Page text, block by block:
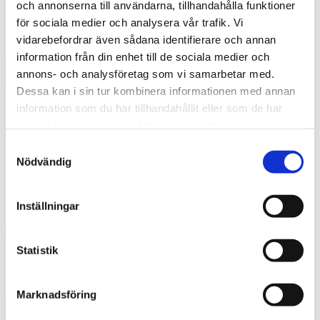
och annonserna till användarna, tillhandahålla funktioner
för sociala medier och analysera vår trafik. Vi
vidarebefordrar även sådana identifierare och annan
information från din enhet till de sociala medier och
annons- och analysföretag som vi samarbetar med.
Dessa kan i sin tur kombinera informationen med annan
information som du har tillhandahållit eller som de har
Nödvändig
Inställningar
Statistik
Marknadsföring
Hyttbord till traktorn, den lilla detaljen som
Traktorhytten är för många mer än bara en plats där
även lunchplatsen under långa arbetsdagar....